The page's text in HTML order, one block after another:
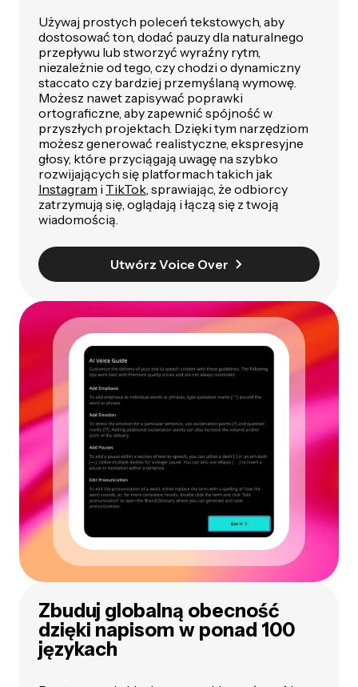
Używaj prostych poleceń tekstowych, aby
dostosować ton, dodać pauzy dla naturalnego
przepływu lub stworzyć wyraźny rytm,
niezależnie od tego, czy chodzi o dynamiczny
staccato czy bardziej przemyślaną wymowę.
Możesz nawet zapisywać poprawki
ortograficzne, aby zapewnić spójność w
przyszłych projektach. Dzięki tym narzędziom
możesz generować realistyczne, ekspresyjne
głosy, które przyciągają uwagę na szybko
rozwijających się platformach takich jak
Instagram i TikTok , sprawiając, że odbiorcy
zatrzymują się, oglądają i łączą się z twoją
wiadomością.
Utwórz Voice Over
Zbuduj globalną obecność
dzięki napisom w ponad 100
językach